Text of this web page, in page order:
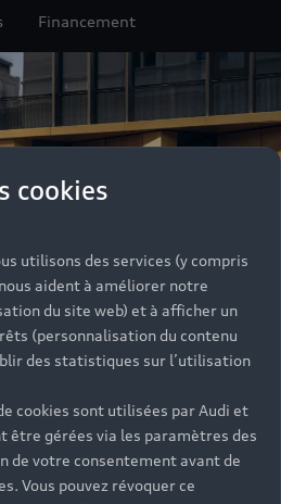
cookies
utilisons des services (y compris
aident à améliorer notre
du site web) et à afficher un
(personnalisation du contenu
des statistiques sur l’utilisation
cookies sont utilisées par Audi et
être gérées via les paramètres des
de votre consentement avant de
Vous pouvez révoquer ce
Financement